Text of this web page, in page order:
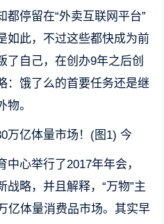
停留在“外卖互联网平台”
如此，不过这些都快成为前
了自己，在创办9年之后创
：饿了么的首要任务还是继
。
今
心举行了2017年年会，
略，并且解释，“万物”主
亿体量消费品市场。其实早